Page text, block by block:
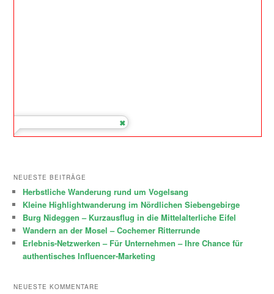
NEUESTE BEITRÄGE
Herbstliche Wanderung rund um Vogelsang
Kleine Highlightwanderung im Nördlichen Siebengebirge
Burg Nideggen – Kurzausflug in die Mittelalterliche Eifel
Wandern an der Mosel – Cochemer Ritterrunde
Erlebnis-Netzwerken – Für Unternehmen – Ihre Chance für
authentisches Influencer-Marketing
NEUESTE KOMMENTARE